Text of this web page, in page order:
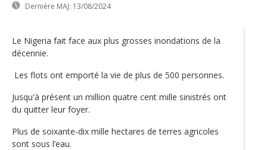
Dernière MAJ: 13/08/2024
Le Nigeria fait face aux plus grosses inondations de la
décennie.
Les flots ont emporté la vie de plus de 500 personnes.
Jusqu'à présent un million quatre cent mille sinistrés ont
du quitter leur foyer.
Plus de soixante-dix mille hectares de terres agricoles
sont sous l’eau.